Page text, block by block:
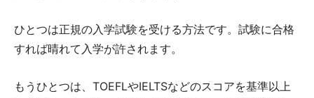
ひとつは正規の入学試験を受ける方法です。試験に合格
すれば晴れて入学が許されます。
もうひとつは、TOEFLやIELTSなどのスコアを基準以上